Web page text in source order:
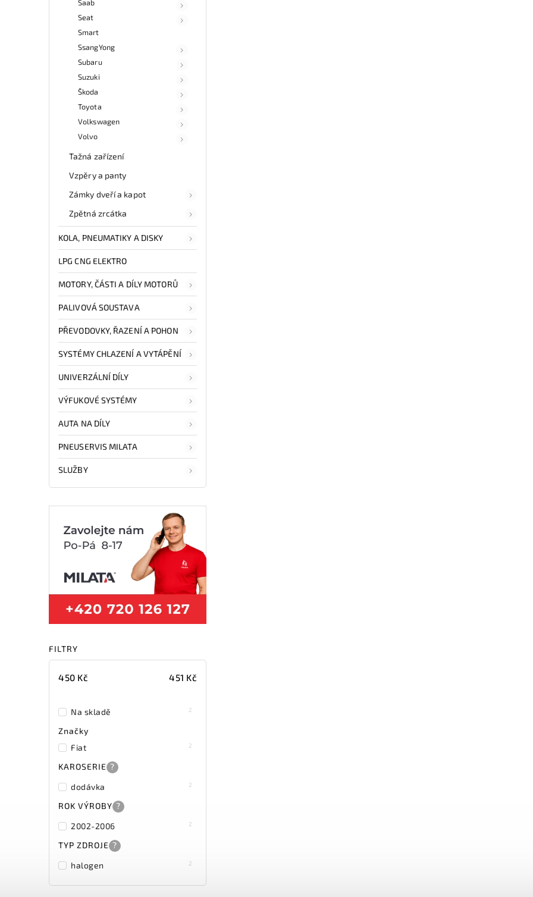
Saab
Seat
Smart
SsangYong
Subaru
Suzuki
Škoda
Toyota
Volkswagen
Volvo
Tažná zařízení
Vzpěry a panty
Zámky dveří a kapot
Zpětná zrcátka
KOLA, PNEUMATIKY A DISKY
LPG CNG ELEKTRO
MOTORY, ČÁSTI A DÍLY MOTORŮ
PALIVOVÁ SOUSTAVA
PŘEVODOVKY, ŘAZENÍ A POHON
SYSTÉMY CHLAZENÍ A VYTÁPĚNÍ
UNIVERZÁLNÍ DÍLY
VÝFUKOVÉ SYSTÉMY
AUTA NA DÍLY
PNEUSERVIS MILATA
SLUŽBY
FILTRY
450 Kč 451 Kč
Na skladě 2
Značky
Fiat
2
KAROSERIE ?
dodávka
2
ROK VÝROBY ?
2002-2006
2
TYP ZDROJE ?
halogen
2